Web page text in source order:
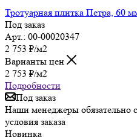
Тротуарная плитка Петра, 60
Под заказ
Арт.: 00-00020347
2 753 ₽/м2
Варианты цен
2 753 ₽/м2
Подробности
Под заказ
Наши менеджеры обязательно
условия заказа
Новинка